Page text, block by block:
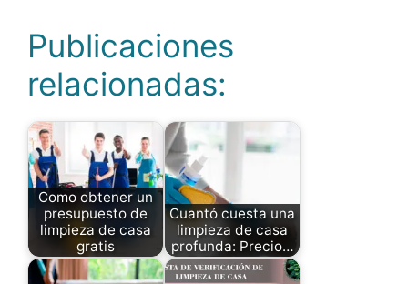
Publicaciones
relacionadas:
Como obtener un
presupuesto de
limpieza de casa
gratis
Cuantó cuesta una
limpieza de casa
profunda: Precio…